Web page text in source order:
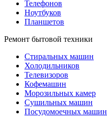
Телефонов
Ноутбуков
Планшетов
Ремонт бытовой техники
Стиральных машин
Холодильников
Телевизоров
Кофемашин
Морозильных камер
Сушильных машин
Посудомоечных машин